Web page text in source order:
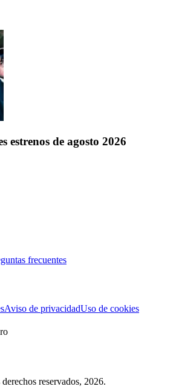
estrenos de agosto 2026
frecuentes
Aviso de privacidadUso de cookies
reservados, 2026.